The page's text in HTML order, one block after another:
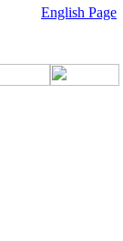
English Page